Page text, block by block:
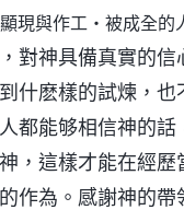
現與作工・被成全的
對神具備真實的信
什麽樣的試煉，也
都能够相信神的話
，這樣才能在經歷
作為。感謝神的帶